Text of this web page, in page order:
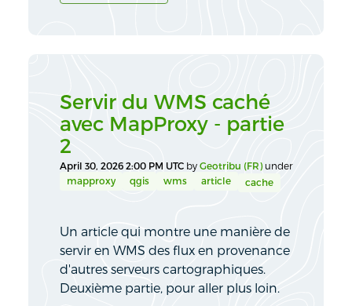
Servir du WMS caché
avec MapProxy - partie
2
April 30, 2026 2:00 PM UTC by Geotribu (FR) under
mapproxy
qgis wms article cache
Un article qui montre une manière de
servir en WMS des flux en provenance
d'autres serveurs cartographiques.
Deuxième partie, pour aller plus loin.